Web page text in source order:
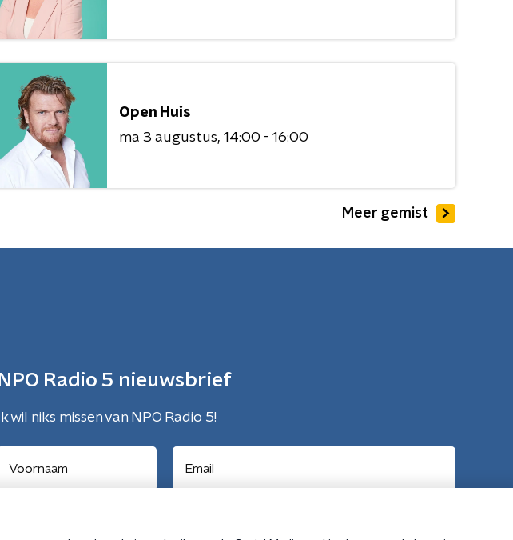
Open Huis
ma 3 augustus 14:00 - 16:00
Meer gemist
NPO Radio 5 nieuwsbrief
Ik wil niks missen van NPO Radio 5!